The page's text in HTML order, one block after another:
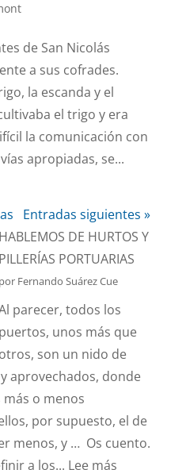
de San Nicolás
a sus cofrades.
la escanda y el
el trigo y era
la comunicación con
apropiadas, se...
Entradas siguientes »
HABLEMOS DE HURTOS Y
PILLERÍAS PORTUARIAS
por Fernando Suárez Cue
parecer, todos los
puertos, unos más que
otros, son un nido de
aprovechados, donde
o menos
por supuesto, el de
menos, y … Os cuento.
a los... Lee más: